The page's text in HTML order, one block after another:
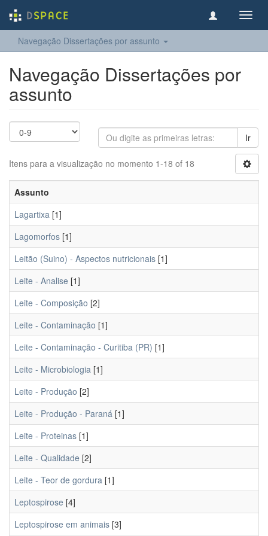
Navegação Dissertações por assunto
Navegação Dissertações por
assunto
Ir
Itens para a visualização no momento 1-18 of 18
Assunto
Lagartixa [1]
Lagomorfos [1]
Leitão (Suino) - Aspectos nutricionais [1]
Leite - Analise [1]
Leite - Composição [2]
Leite - Contaminação [1]
Leite - Contaminação - Curitiba (PR) [1]
Leite - Microbiologia [1]
Leite - Produção [2]
Leite - Produção - Paraná [1]
Leite - Proteinas [1]
Leite - Qualidade [2]
Leite - Teor de gordura [1]
Leptospirose [4]
Leptospirose em animais [3]